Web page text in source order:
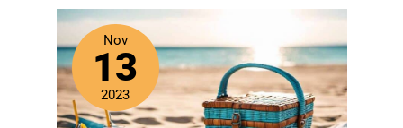
Nov
13
2023